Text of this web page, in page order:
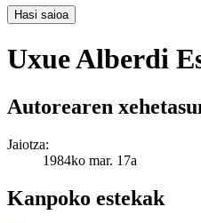
Hasi saioa
Uxue Alberdi
Autorearen
Jaiotza:
1984ko mar. 17a
Kanpoko estekak